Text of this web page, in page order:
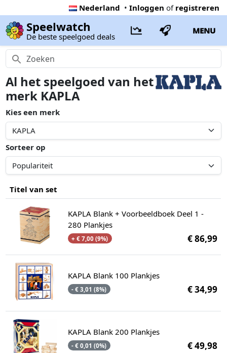
Nederland • Inloggen of registreren
Speelwatch
De beste speelgoed deals
MENU
Al het speelgoed van het
merk KAPLA
Kies een merk
Sorteer op
Titel van set
KAPLA Blank + Voorbeeldboek Deel 1 -
280 Plankjes
+ € 7,00 (9%) € 86,99
KAPLA Blank 100 Plankjes
- € 3,01 (8%) € 34,99
KAPLA Blank 200 Plankjes
- € 0,01 (0%) € 49,98